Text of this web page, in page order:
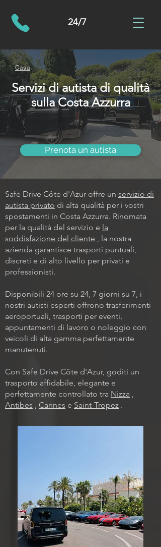
24/7
Casa
Servizi di autista di qualità
sulla Costa Azzurra
Prenota un autista
Safe Drive Côte d'Azur offre un servizio di
autista privato di alta qualità per i vostri
spostamenti in Costa Azzurra. Rinomata
per la qualità del servizio e la
soddisfazione del cliente , la nostra
azienda garantisce trasporti puntuali,
discreti e di alto livello per privati e
professionisti.
Disponibili 24 ore su 24, 7 giorni su 7, i
nostri autisti esperti offrono trasferimenti
aeroportuali, trasporti per eventi,
appuntamenti di lavoro o noleggio con
veicoli di alta gamma perfettamente
manutenuti.
Con Safe Drive Côte d'Azur, goditi un
trasporto affidabile, elegante e
perfettamente controllato tra Nizza ,
Antibes , Cannes e Saint-Tropez .